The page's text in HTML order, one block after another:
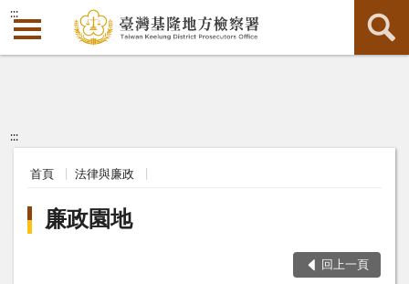
:::
:::
首頁 法律與廉政
廉政園地
回上一頁